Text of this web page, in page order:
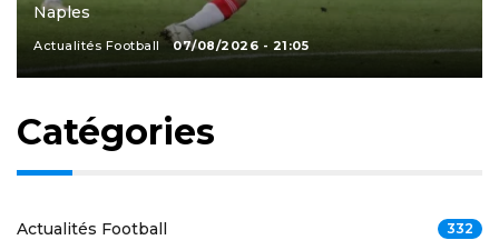
Naples
Actualités Football 07/08/2026 - 21:05
Catégories
Actualités Football 332